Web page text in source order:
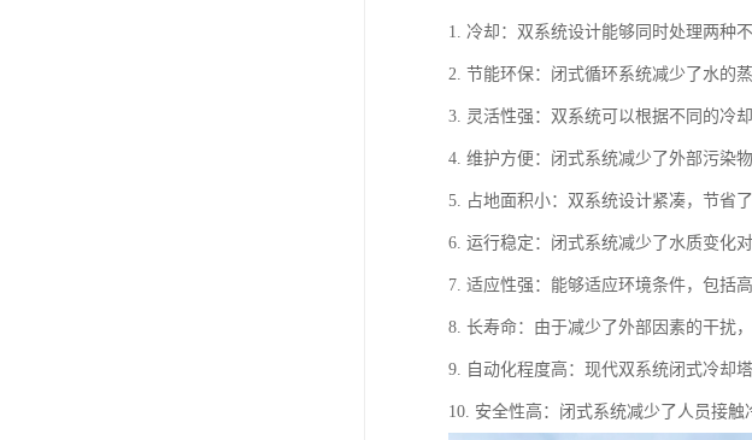
1. 冷却：双系统设计能够同时处理两种
2. 节能环保：闭式循环系统减少了水的
3. 灵活性强：双系统可以根据不同的冷
4. 维护方便：闭式系统减少了外部污染
5. 占地面积小：双系统设计紧凑，节省
6. 运行稳定：闭式系统减少了水质变化
7. 适应性强：能够适应环境条件，包括
8. 长寿命：由于减少了外部因素的干扰
9. 自动化程度高：现代双系统闭式冷却
10. 安全性高：闭式系统减少了人员接触